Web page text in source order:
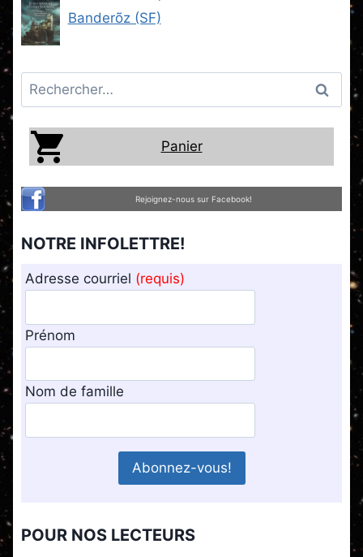
Banderõz (SF)
Rechercher :
Panier
Rejoignez-nous sur Facebook!
NOTRE INFOLETTRE!
Adresse courriel (requis)
Prénom
Nom de famille
POUR NOS LECTEURS